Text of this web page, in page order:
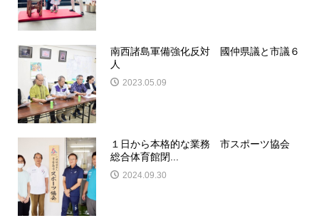
南西諸島軍備強化反対 國仲県議と市議６
人
2023.05.09
１日から本格的な業務 市スポーツ協会
総合体育館閉...
2024.09.30